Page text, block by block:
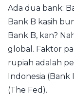
Ada dua bank:
Bank B kasih
Bank B, kan?
global. Faktor
rupiah adalah
Indonesia (Bank
(The Fed).